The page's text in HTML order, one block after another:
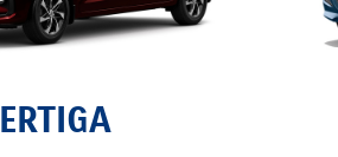
ERTIGA